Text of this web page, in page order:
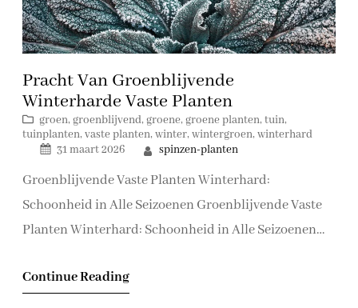
Pracht Van Groenblijvende
Winterharde Vaste Planten
groen, groenblijvend, groene, groene planten, tuin
tuinplanten, vaste planten, winter, wintergroen, winterhard
31 maart 2026
spinzen-planten
Groenblijvende Vaste Planten Winterhard:
Schoonheid in Alle Seizoenen Groenblijvende Vaste
Planten Winterhard: Schoonheid in Alle Seizoenen
hun bladeren laten vallen, zijn groenblijvende vaste
Continue Reading